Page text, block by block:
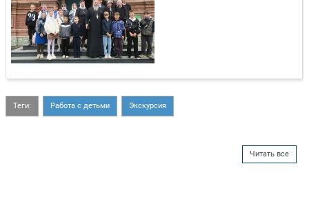
Теги: Работа с детьми Экскурсия
Читать все